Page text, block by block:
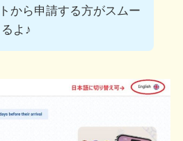
から申請する方がスムー
よ♪